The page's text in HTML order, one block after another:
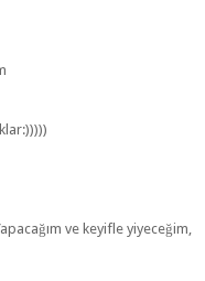
ve keyifle yiyeceğim,